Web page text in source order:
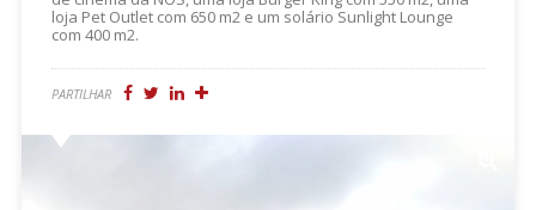
loja Pet Outlet com 650 m2 e um solário Sunlight Lounge
com 400 m2.
PARTILHAR